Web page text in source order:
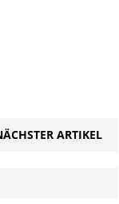
ARTIKEL